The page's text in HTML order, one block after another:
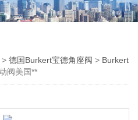
>德国Burkert宝德角座阀 > Burkert
阀美国**